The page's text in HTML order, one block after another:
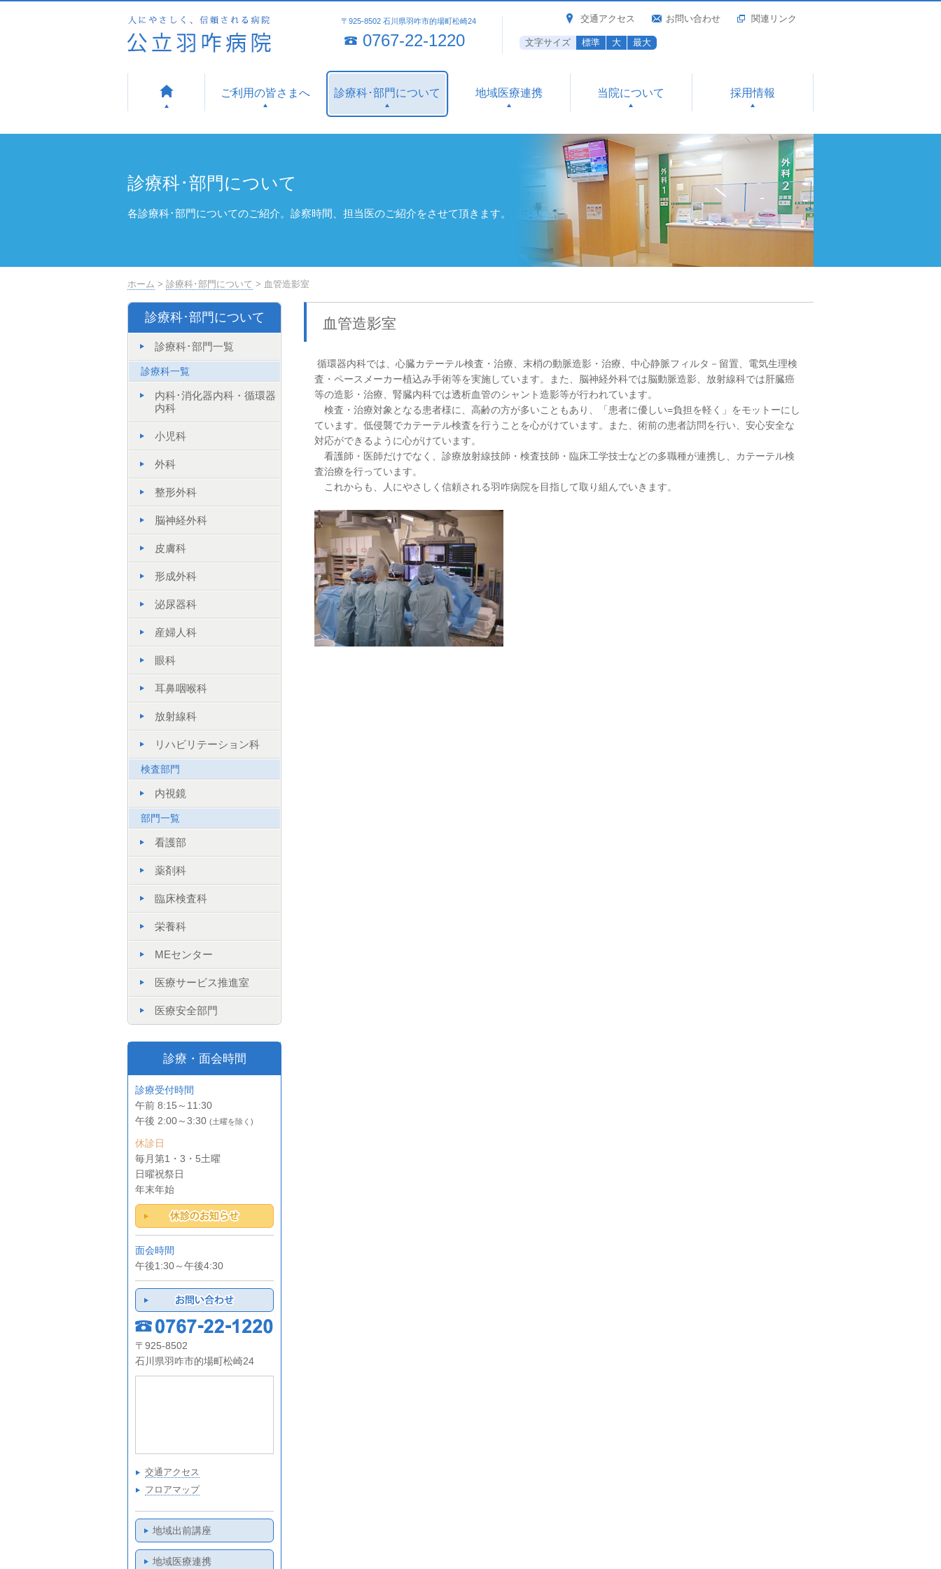
〒925-8502 石川県羽咋市的場町松崎24
0767-22-1220
交通アクセス お問い合わせ 関連リンク
文字サイズ 標準 大 最大
ご利用の皆さまへ 診療科･部門について 地域医療連携 当院について 採用情報
診療科･部門について
各診療科･部門についてのご紹介。診察時間、担当医のご紹介をさせて頂きます。
ホーム > 診療科･部門について > 血管造影室
診療科･部門について
診療科･部門一覧
診療科一覧
内科･消化器内科・循環器
内科
小児科
外科
整形外科
脳神経外科
皮膚科
形成外科
泌尿器科
産婦人科
眼科
耳鼻咽喉科
放射線科
リハビリテーション科
検査部門
内視鏡
部門一覧
看護部
薬剤科
臨床検査科
栄養科
MEセンター
医療サービス推進室
医療安全部門
診療・面会時間
診療受付時間
午前 8:15～11:30
午後 2:00～3:30 (土曜を除く)
休診日
毎月第1・3・5土曜
日曜祝祭日
年末年始
面会時間
午後1:30～午後4:30
〒925-8502
石川県羽咋市的場町松崎24
交通アクセス
フロアマップ
地域出前講座
地域医療連携
血管造影室
循環器内科では、心臓カテーテル検査・治療、末梢の動脈造影・治療、中心静脈フィルタ－留置、電気生理検
査・ペースメーカー植込み手術等を実施しています。また、脳神経外科では脳動脈造影、放射線科では肝臓癌
等の造影・治療、腎臓内科では透析血管のシャント造影等が行われています。
検査・治療対象となる患者様に、高齢の方が多いこともあり、「患者に優しい=負担を軽く」をモットーにし
ています。低侵襲でカテーテル検査を行うことを心がけています。また、術前の患者訪問を行い、安心安全な
対応ができるように心がけています。
看護師・医師だけでなく、診療放射線技師・検査技師・臨床工学技士などの多職種が連携し、カテーテル検
査治療を行っています。
これからも、人にやさしく信頼される羽咋病院を目指して取り組んでいきます。